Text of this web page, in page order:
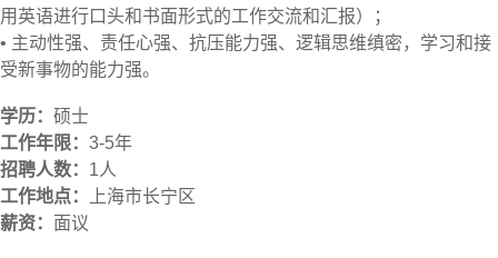
用英语进行口头和书面形式的工作交流和汇报）；
• 主动性强、责任心强、抗压能力强、逻辑思维缜密，学习和接
受新事物的能力强。
学历： 硕士
工作年限： 3-5年
招聘人数： 1人
工作地点：
上海市长宁区
薪资： 面议